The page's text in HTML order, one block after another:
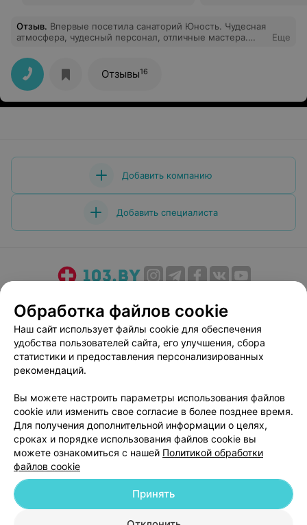
Отзыв. Впервые посетила санаторий Юность. Чудесная
атмосфера, чудесный персонал, отличные мастера.
гимнастике на суставы и скандинавской ходьбе,
тренер Катерина. Особая ей благодарность, она
Мастер своего дела. Доставило истинное
наслаждение посещение спа. Массажист Наталья.
Массаж меня очень расслабил, все было
Еще
Отзывы16
Добавить компанию
Добавить специалиста
Медицинский маркетинг
Публичный договор
Пользовательское соглашение
Способы оплаты
Вакансии
Партнеры
Написать руководителю 103.by
Персональные настройки cookie
Обработка персональных данных
Обработка файлов cookie
Наш сайт использует файлы cookie для обеспечения
удобства пользователей сайта, его улучшения, сбора
статистики и предоставления персонализированных
рекомендаций.
Вы можете настроить параметры использования файлов
cookie или изменить свое согласие в более позднее время.
Для получения дополнительной информации о целях,
сроках и порядке использования файлов cookie вы
можете ознакомиться с нашей Политикой обработки
файлов cookie
Принять